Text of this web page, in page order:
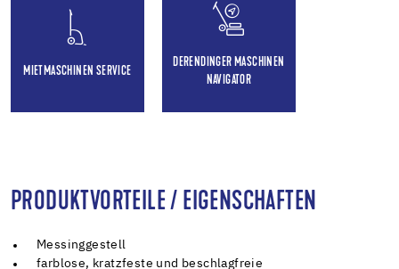
MIETMASCHINEN SERVICE
DERENDINGER MASCHINEN
NAVIGATOR
PRODUKTVORTEILE / EIGENSCHAFTEN
Messinggestell
farblose, kratzfeste und beschlagfreie